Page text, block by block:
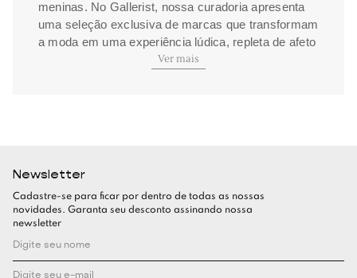
meninas. No Gallerist, nossa curadoria apresenta
uma seleção exclusiva de marcas que transformam
a moda em uma experiência lúdica, repleta de afeto
acabamentos cuidadosos, para garantir que as
personalidade e sem nenhuma restrição aos seus
movimentos.
Roupas infantis para menina
Ver mais
Newsletter
Cadastre-se para ficar por dentro de todas as nossas
novidades. Garanta seu desconto assinando nossa
newsletter